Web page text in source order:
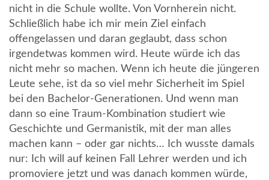
nicht in die Schule wollte. Von Vornherein nicht.
Schließlich habe ich mir mein Ziel einfach
offengelassen und daran geglaubt, dass schon
irgendetwas kommen wird. Heute würde ich das
nicht mehr so machen. Wenn ich heute die jüngeren
Leute sehe, ist da so viel mehr Sicherheit im Spiel
bei den Bachelor-Generationen. Und wenn man
dann so eine Traum-Kombination studiert wie
Geschichte und Germanistik, mit der man alles
machen kann – oder gar nichts… Ich wusste damals
nur: Ich will auf keinen Fall Lehrer werden und ich
promoviere jetzt und was danach kommen würde,